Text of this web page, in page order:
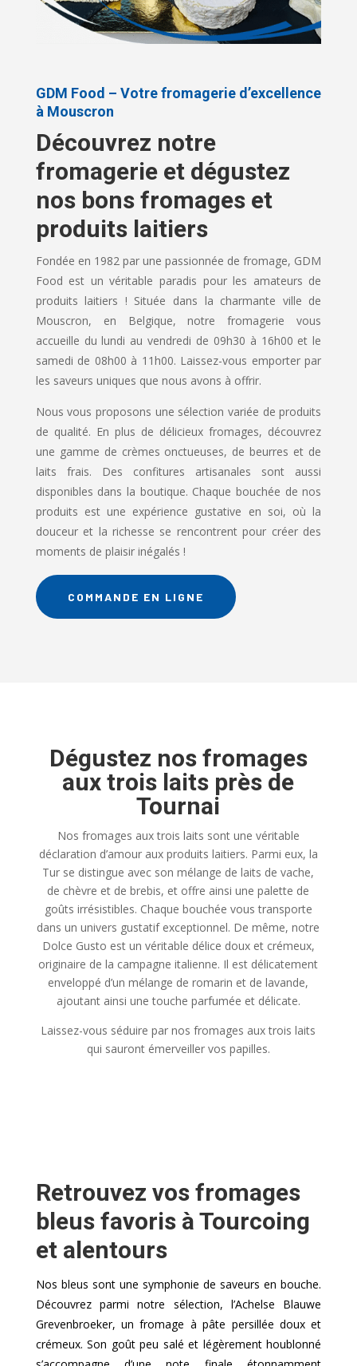
GDM Food – Votre fromagerie d’excellence
à Mouscron
Découvrez notre
fromagerie et dégustez
nos bons fromages et
produits laitiers
Fondée en 1982 par une passionnée de fromage, GDM
Food est un véritable paradis pour les amateurs de
produits laitiers ! Située dans la charmante ville de
Mouscron, en Belgique, notre fromagerie vous
accueille du lundi au vendredi de 09h30 à 16h00 et le
samedi de 08h00 à 11h00. Laissez-vous emporter par
les saveurs uniques que nous avons à offrir.
Nous vous proposons une sélection variée de produits
de qualité. En plus de délicieux fromages, découvrez
une gamme de crèmes onctueuses, de beurres et de
laits frais. Des confitures artisanales sont aussi
disponibles dans la boutique. Chaque bouchée de nos
produits est une expérience gustative en soi, où la
douceur et la richesse se rencontrent pour créer des
moments de plaisir inégalés !
COMMANDE EN LIGNE
Dégustez nos fromages
aux trois laits près de
Tournai
Nos fromages aux trois laits sont une véritable
déclaration d’amour aux produits laitiers. Parmi eux, la
Tur se distingue avec son mélange de laits de vache,
de chèvre et de brebis, et offre ainsi une palette de
goûts irrésistibles. Chaque bouchée vous transporte
dans un univers gustatif exceptionnel. De même, notre
Dolce Gusto est un véritable délice doux et crémeux,
originaire de la campagne italienne. Il est délicatement
enveloppé d’un mélange de romarin et de lavande,
ajoutant ainsi une touche parfumée et délicate.
Laissez-vous séduire par nos fromages aux trois laits
qui sauront émerveiller vos papilles.
Retrouvez vos fromages
bleus favoris à Tourcoing
et alentours
Nos bleus sont une symphonie de saveurs en bouche.
Découvrez parmi notre sélection, l’Achelse Blauwe
Grevenbroeker, un fromage à pâte persillée doux et
crémeux. Son goût peu salé et légèrement houblonné